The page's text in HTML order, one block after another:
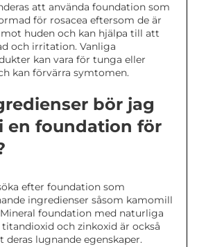
att använda foundation som
för rosacea eftersom de är
huden och kan hjälpa till att
och irritation. Vanliga
kan vara för tunga eller
kan förvärra symtomen.
bör jag
en foundation för
efter foundation som
ingredienser såsom kamomill
foundation med naturliga
och zinkoxid är också
deras lugnande egenskaper.